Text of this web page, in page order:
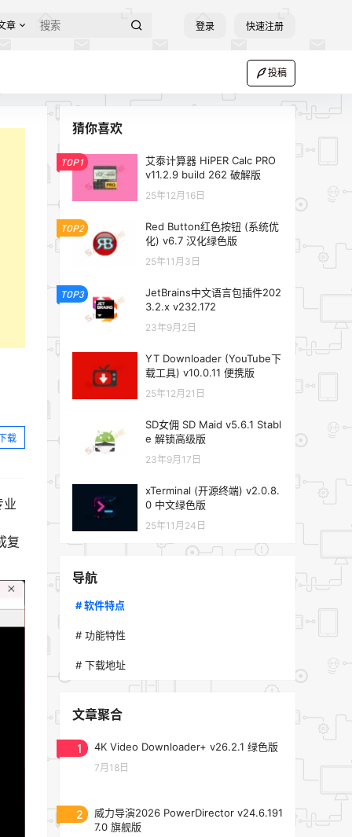
章 登录 快速注册
投稿
载
业
复
猜你喜欢
TOP1
艾泰计算器 HiPER Calc PRO
v11.2.9 build 262 破解版
25年12月16日
TOP2
Red Button红色按钮 (系统优
化) v6.7 汉化绿色版
25年11月3日
TOP3
JetBrains中文语言包插件202
3.2.x v232.172
23年9月2日
YT Downloader (YouTube下
载工具) v10.0.11 便携版
25年12月21日
SD女佣 SD Maid v5.6.1 Stabl
e 解锁高级版
23年9月17日
xTerminal (开源终端) v2.0.8.
0 中文绿色版
25年11月24日
导航
# 软件特点
# 功能特性
# 下载地址
文章聚合
1 4K Video Downloader+ v26.2.1 绿色版
7月18日
2
威力导演2026 PowerDirector v24.6.191
7.0 旗舰版